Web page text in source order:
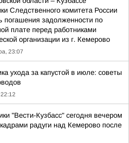
Следственного комитета России
погашения задолженности по
плате перед работниками
организации из г. Кемерово
23:07
ухода за капустой в июле: советы
"Вести-Кузбасс" сегодня вечером
радуги над Кемерово после